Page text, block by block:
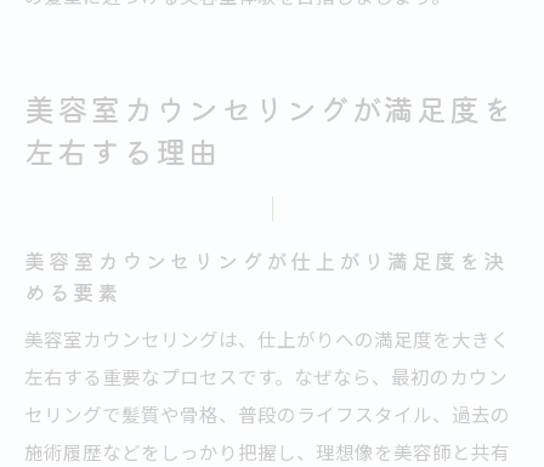
美容室カウンセリングが満足度を
左右する理由
美容室カウンセリングが仕上がり満足度を決
める要素
美容室カウンセリングは、仕上がりへの満足度を大きく
左右する重要なプロセスです。なぜなら、最初のカウン
セリングで髪質や骨格、普段のライフスタイル、過去の
施術履歴などをしっかり把握し、理想像を美容師と共有